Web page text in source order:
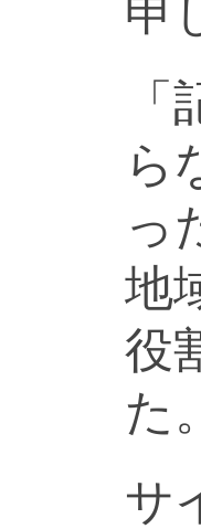
申
ら
っ
地
役
た。
サ